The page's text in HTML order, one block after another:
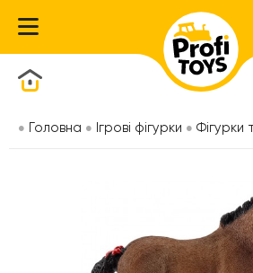
Головна Ігрові фігурки Фігурки
Каталог товарів